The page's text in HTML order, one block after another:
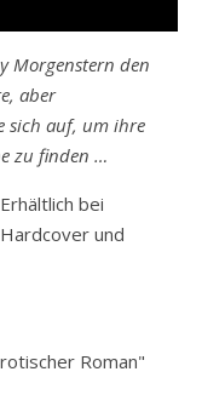
Morgenstern den
aber
sich auf, um ihre
zu finden …
bei
und
Roman"